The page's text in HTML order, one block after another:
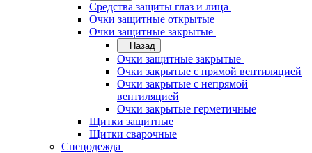
Средства защиты глаз и лица
Очки защитные открытые
Очки защитные закрытые
Назад
Очки защитные закрытые
Очки закрытые с прямой вентиляцией
Очки закрытые с непрямой
вентиляцией
Очки закрытые герметичные
Щитки защитные
Щитки сварочные
Спецодежда